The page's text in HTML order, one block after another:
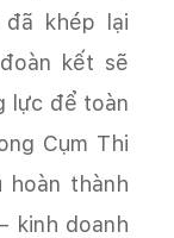
khép lại
kết sẽ
lực để toàn
Cụm Thi
hoàn thành
kinh doanh